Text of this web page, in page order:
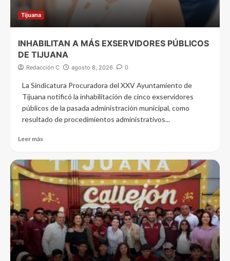
Tijuana
INHABILITAN A MÁS EXSERVIDORES PÚBLICOS
DE TIJUANA
Redacción C agosto 8, 2026 0
La Sindicatura Procuradora del XXV Ayuntamiento de
Tijuana notificó la inhabilitación de cinco exservidores
públicos de la pasada administración municipal, como
resultado de procedimientos administrativos...
Leer más